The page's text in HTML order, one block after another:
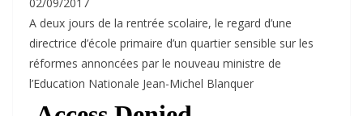
A deux jours de la rentrée scolaire, le regard d’une
directrice d’école primaire d’un quartier sensible sur les
réformes annoncées par le nouveau ministre de
l’Education Nationale Jean-Michel Blanquer